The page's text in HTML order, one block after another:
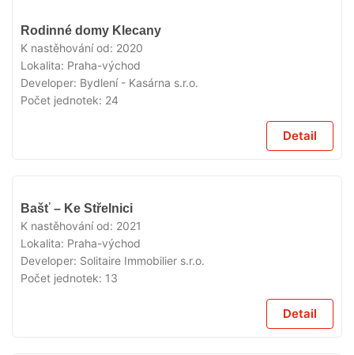
Rodinné domy Klecany
K nastěhování od: 2020
Lokalita: Praha-východ
Developer: Bydlení - Kasárna s.r.o.
Počet jednotek: 24
Detail
Bašť – Ke Střelnici
K nastěhování od: 2021
Lokalita: Praha-východ
Developer: Solitaire Immobilier s.r.o.
Počet jednotek: 13
Detail